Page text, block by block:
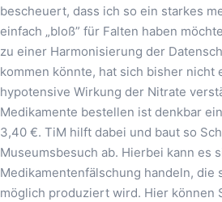
bescheuert, dass ich so ein starkes
einfach „bloß” für Falten haben
zu einer Harmonisierung der
kommen könnte, hat sich bisher nicht
hypotensive Wirkung der Nitrate
Medikamente bestellen ist denkbar
3,40 €. TiM hilft dabei und baut so
Museumsbesuch ab. Hierbei kann es
Medikamentenfälschung handeln, die
möglich produziert wird. Hier können